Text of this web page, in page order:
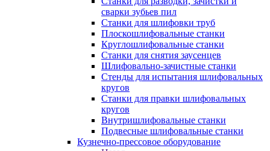
сварки зубьев пил
Станки для шлифовки труб
Плоскошлифовальные станки
Круглошлифовальные станки
Станки для снятия заусенцев
Шлифовально-зачистные станки
Стенды для испытания шлифовальных
кругов
Станки для правки шлифовальных
кругов
Внутришлифовальные станки
Подвесные шлифовальные станки
Кузнечно-прессовое оборудование